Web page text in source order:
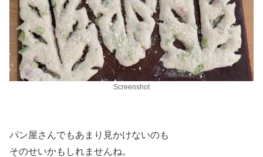
Screenshot
パン屋さんでもあまり見かけないのも
そのせいかもしれませんね。